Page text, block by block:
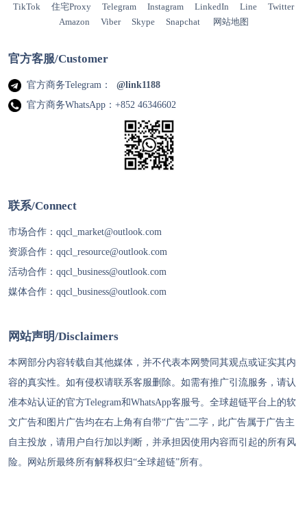
TikTok
住宅Proxy Telegram Instagram LinkedIn Line
Twitter
Amazon
Viber Skype Snapchat 网站地图
官方客服/Customer
官方商务Telegram：
@link1188
官方商务WhatsApp：+852 46346602
联系/Connect
市场合作： qqcl_market@outlook.com
资源合作： qqcl_resource@outlook.com
活动合作： qqcl_business@outlook.com
媒体合作： qqcl_business@outlook.com
网站声明/Disclaimers
本网部分内容转载自其他媒体，并不代表本网赞同其观点或证实其内
容的真实性。如有侵权请联系客服删除。如需有推广引流服务，请认
准本站认证的官方Telegram和WhatsApp客服号。 全球超链平台上的软
文广告和图片广告均在右上角有自带“广告”二字，此广告属于广告主
自主投放，请用户自行加以判断，并承担因使用内容而引起的所有风
险。网站所最终所有解释权归“全球超链”所有。